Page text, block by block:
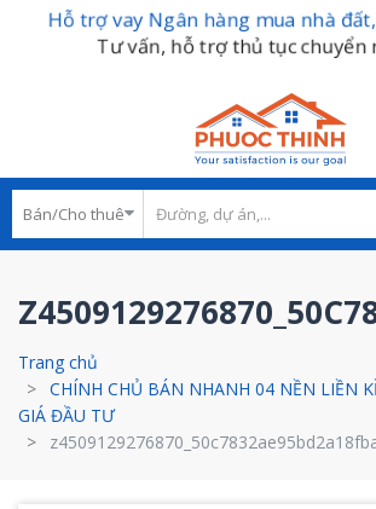
Hỗ trợ vay Ngân hàng mua nhà
Tư vấn, hỗ trợ thủ tục chuyển
Trang chủ
CHÍNH CHỦ BÁN NHANH 04 NỀN LIỀN
GIÁ ĐẦU TƯ